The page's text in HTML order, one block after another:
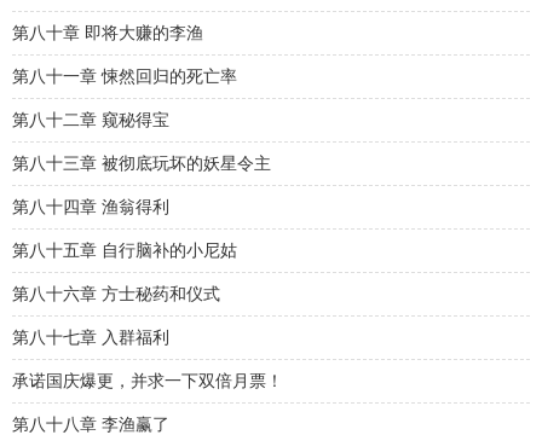
第八十章 即将大赚的李渔
第八十一章 悚然回归的死亡率
第八十二章 窥秘得宝
第八十三章 被彻底玩坏的妖星令主
第八十四章 渔翁得利
第八十五章 自行脑补的小尼姑
第八十六章 方士秘药和仪式
第八十七章 入群福利
承诺国庆爆更，并求一下双倍月票！
第八十八章 李渔赢了